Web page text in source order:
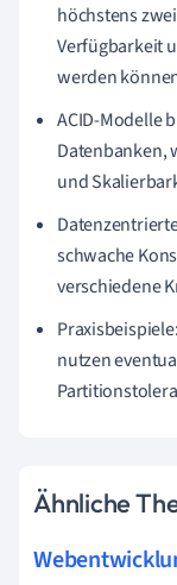
höchstens
Verfügbarkeit
werden
ACID-Modelle
Datenbanken,
und
schwache
verschiedene
nutzen
Ähnliche